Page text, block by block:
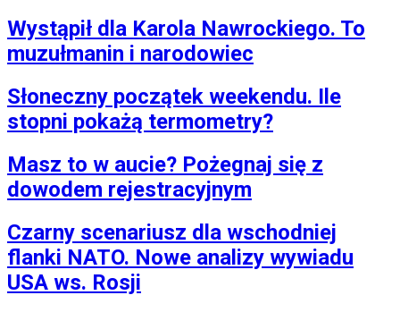
Wystąpił dla Karola Nawrockiego. To
muzułmanin i narodowiec
Słoneczny początek weekendu. Ile
stopni pokażą termometry?
Masz to w aucie? Pożegnaj się z
dowodem rejestracyjnym
Czarny scenariusz dla wschodniej
flanki NATO. Nowe analizy wywiadu
USA ws. Rosji